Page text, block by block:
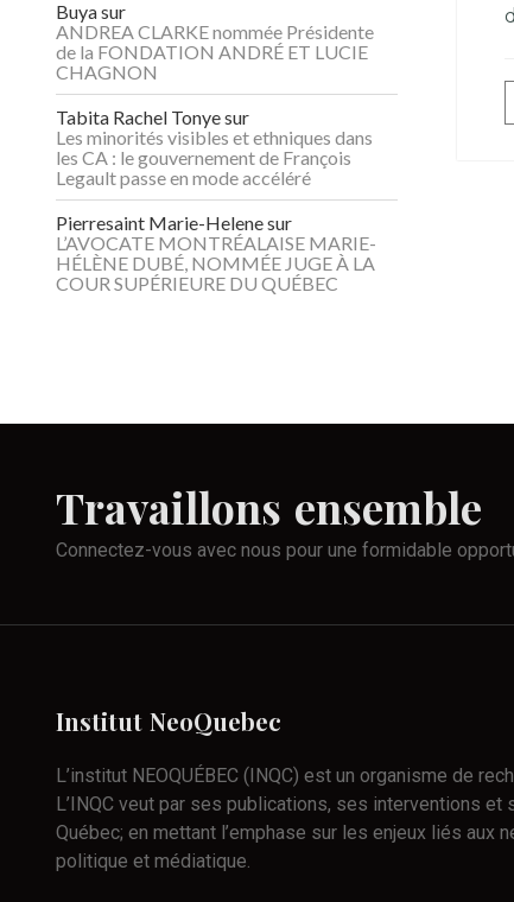
Buyasur
ANDREA CLARKE nommée Présidente
de la FONDATION ANDRÉ ET LUCIE
CHAGNON
Tabita Rachel Tonyesur
Les minorités visibles et ethniques dans
les CA : le gouvernement de François
Legault passe en mode accéléré
Pierresaint Marie-Helenesur
L’AVOCATE MONTRÉALAISE MARIE-
HÉLÈNE DUBÉ, NOMMÉE JUGE À LA
COUR SUPÉRIEURE DU QUÉBEC
Travaillons ensemble
Connectez-vous avec nous pour une formidable
Institut NeoQuebec
L’institut NEOQUÉBEC (INQC) est un organisme de
L’INQC veut par ses publications, ses interventions
Québec; en mettant l’emphase sur les enjeux liés aux
politique et médiatique.